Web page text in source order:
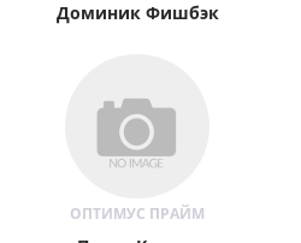
Доминик Фишбэк
ОПТИМУС ПРАЙМ